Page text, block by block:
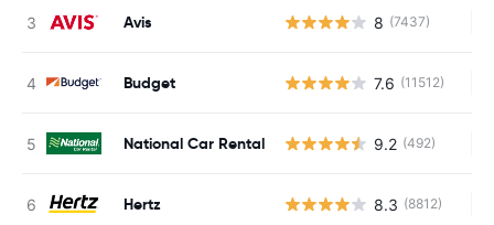
Avis 8 (7437)
Budget 7.6 (11512)
National Car Rental 9.2 (492)
Hertz 8.3 (8812)